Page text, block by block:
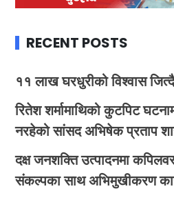
RECENT POSTS
११ लाख घरधुरीको विश्वास
रितेश शर्मामाथिको कुटपिट
नरहेको सांसद अभिषेक प्रताप
दक्ष जनशक्ति उत्पादनमा
संकल्पका साथ अभिमुखीकरण